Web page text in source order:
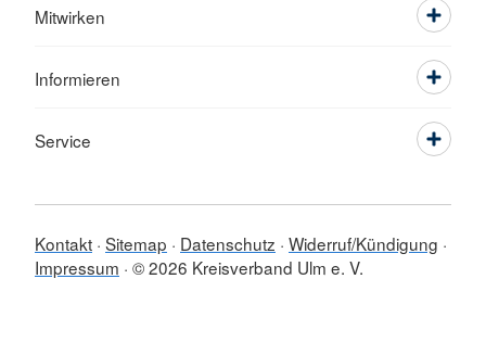
Mitwirken
Informieren
Service
Kontakt Sitemap Datenschutz Widerruf/Kündigung
Impressum © 2026 Kreisverband Ulm e. V.